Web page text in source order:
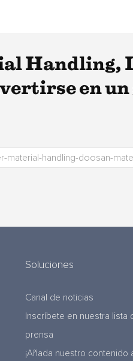
Handling,
en
Soluciones
Canal de noticias
Inscríbete en nuestra lista
prensa
¡Añada nuestro contenido